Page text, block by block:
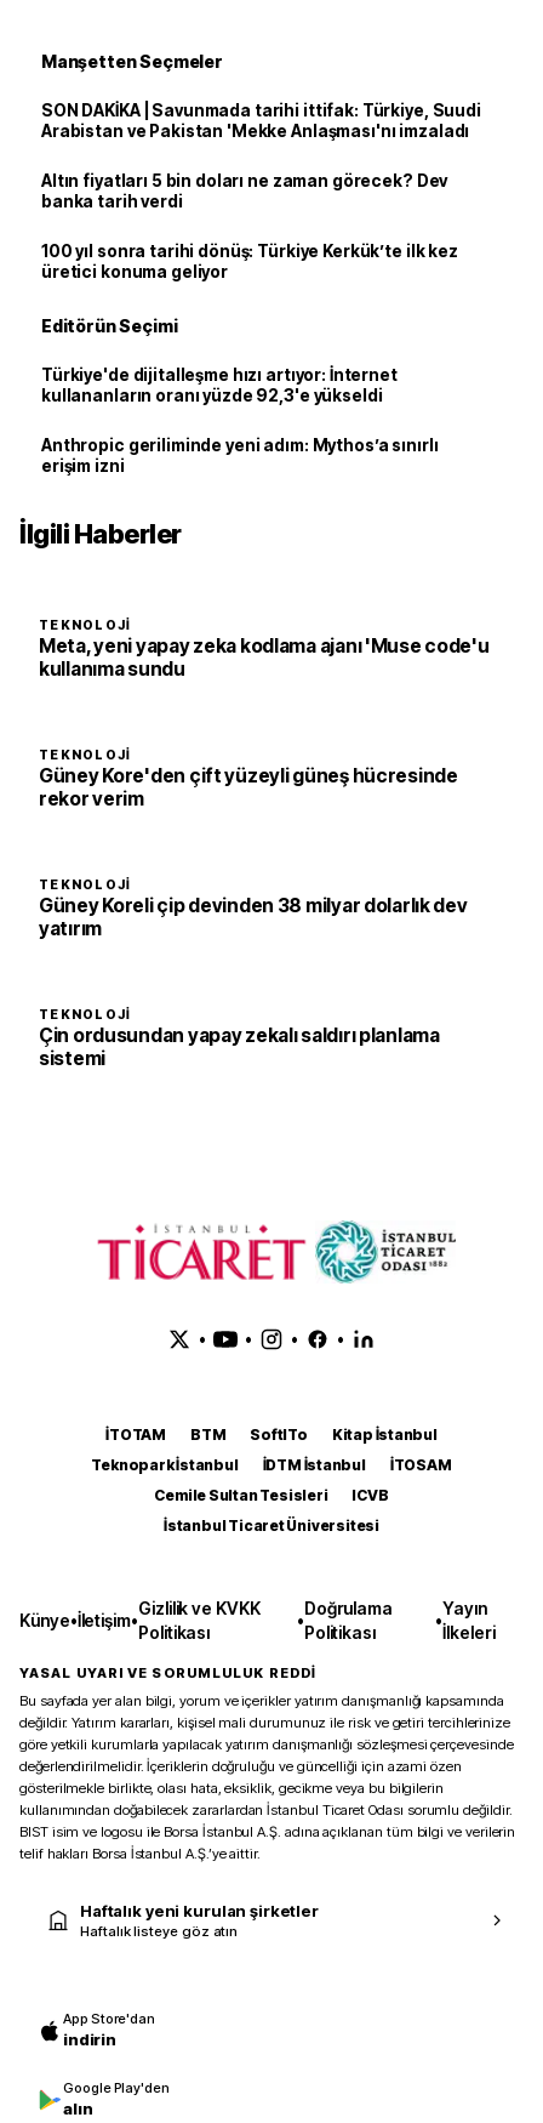
Manşetten Seçmeler
SON DAKİKA | Savunmada tarihi ittifak: Türkiye, Suudi
Arabistan ve Pakistan 'Mekke Anlaşması'nı imzaladı
Altın fiyatları 5 bin doları ne zaman görecek? Dev
banka tarih verdi
100 yıl sonra tarihi dönüş: Türkiye Kerkük’te ilk kez
üretici konuma geliyor
Editörün Seçimi
Türkiye'de dijitalleşme hızı artıyor: İnternet
kullananların oranı yüzde 92,3'e yükseldi
Anthropic geriliminde yeni adım: Mythos’a sınırlı
erişim izni
İlgili Haberler
TEKNOLOJI
Meta, yeni yapay zeka kodlama ajanı 'Muse code'u
kullanıma sundu
TEKNOLOJI
Güney Kore'den çift yüzeyli güneş hücresinde
rekor verim
TEKNOLOJI
Güney Koreli çip devinden 38 milyar dolarlık dev
yatırım
TEKNOLOJI
Çin ordusundan yapay zekalı saldırı planlama
sistemi
• • • •
İTOTAM BTM SoftITo
Kitap İstanbul
Teknopark İstanbul
İDTM İstanbul
İTOSAM
Cemile Sultan Tesisleri
ICVB
İstanbul Ticaret Üniversitesi
Künye•İletişim•
Gizlilik ve KVKK
Politikası
•
Doğrulama
Politikası
•
Yayın
İlkeleri
YASAL UYARI VE SORUMLULUK REDDİ
Bu sayfada yer alan bilgi, yorum ve içerikler yatırım danışmanlığı kapsamında
değildir. Yatırım kararları, kişisel mali durumunuz ile risk ve getiri tercihlerinize
göre yetkili kurumlarla yapılacak yatırım danışmanlığı sözleşmesi çerçevesinde
değerlendirilmelidir. İçeriklerin doğruluğu ve güncelliği için azami özen
gösterilmekle birlikte, olası hata, eksiklik, gecikme veya bu bilgilerin
kullanımından doğabilecek zararlardan İstanbul Ticaret Odası sorumlu değildir.
BIST isim ve logosu ile Borsa İstanbul A.Ş. adına açıklanan tüm bilgi ve verilerin
telif hakları Borsa İstanbul A.Ş.’ye aittir.
Haftalık yeni kurulan şirketler
Haftalık listeye göz atın
App Store'dan
indirin
Google Play'den
alın